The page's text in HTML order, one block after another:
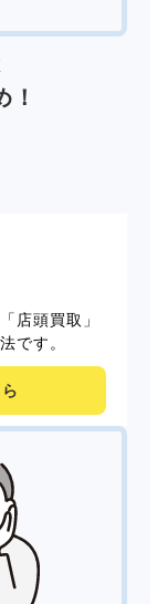
！
店頭買取」
です。